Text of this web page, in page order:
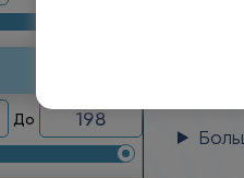
До